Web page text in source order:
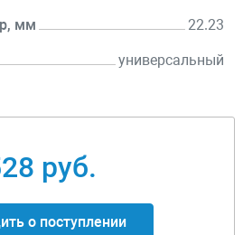
мм 22.23
универсальный
руб.
о поступлении